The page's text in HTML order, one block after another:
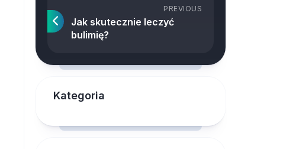
PREVIOUS
Jak skutecznie leczyć
bulimię?
Kategoria